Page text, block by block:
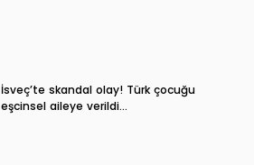
İsveç’te skandal olay! Türk çocuğu
eşcinsel aileye verildi…